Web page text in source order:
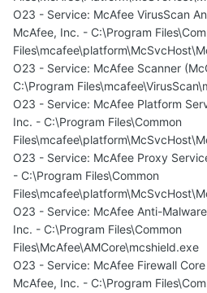
O23 - Service: McAfee VirusScan
McAfee, Inc. - C:\Program
O23 - Service: McAfee Scanner
C:\Program
O23 - Service: McAfee Platform
Inc. - C:\Program Files\Common
O23 - Service: McAfee Proxy
- C:\Program Files\Common
O23 - Service: McAfee Anti-
Inc. - C:\Program Files\Common
Files\McAfee\AMCore\mcshield.exe
O23 - Service: McAfee Firewall
McAfee, Inc. - C:\Program